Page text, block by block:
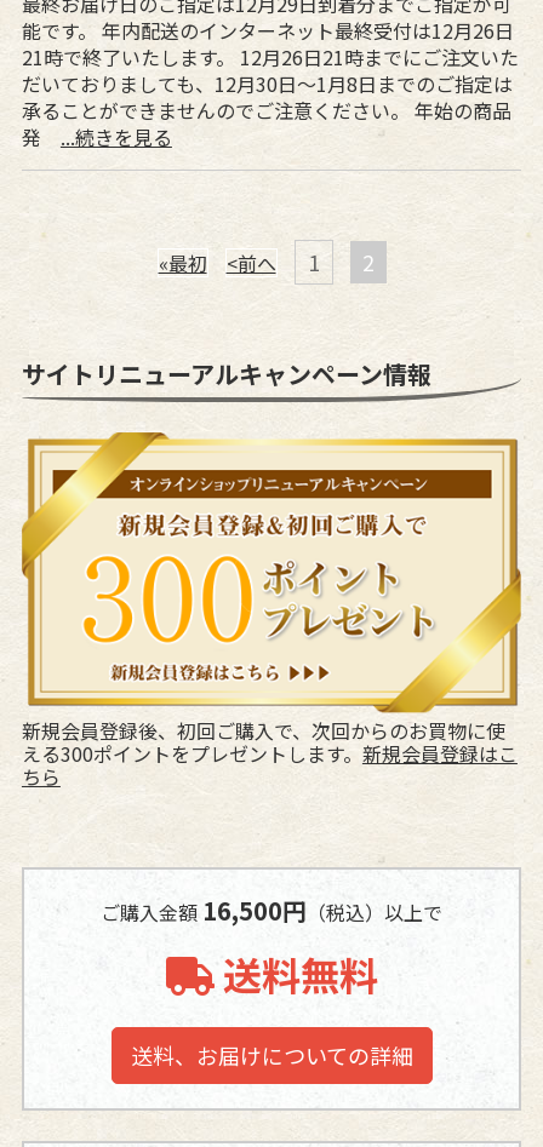
能です。 年内配送のインターネット最終受付は12月26日
21時で終了いたします。 12月26日21時までにご注文いた
だいておりましても、12月30日～1月8日までのご指定は
承ることができませんのでご注意ください。 年始の商品
発 ...続きを見る
«最初 <前へ 1 2
サイトリニューアルキャンペーン情報
新規会員登録後、初回ご購入で、次回からのお買物に使
える300ポイントをプレゼントします。 新規会員登録はこ
ちら
ご購入金額 16,500円 （税込）以上で
送料無料
送料、お届けについての詳細